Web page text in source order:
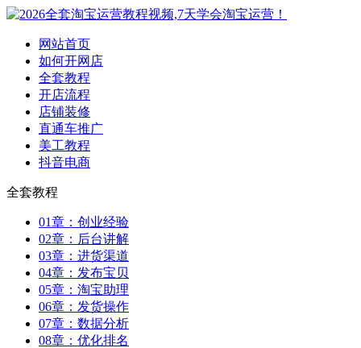
网站首页
如何开网店
全套教程
开店流程
店铺装修
直通车推广
美工教程
抖音电商
全套教程
01章：创业经验
02章：后台讲解
03章：进货渠道
04章：发布宝贝
05章：淘宝助理
06章：发货操作
07章：数据分析
08章：优化排名